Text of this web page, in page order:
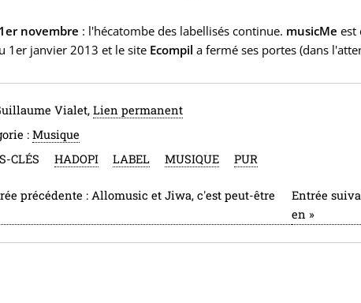
novembre : l'hécatombe des labellisés continue. musicMe est
1er janvier 2013 et le site Ecompil a fermé ses portes (dans
Vialet,Lien permanent
:Musique
CLÉS
HADOPI LABEL MUSIQUE PUR
précédente :Allomusic et Jiwa, c'est peut-être
Entrée
en»